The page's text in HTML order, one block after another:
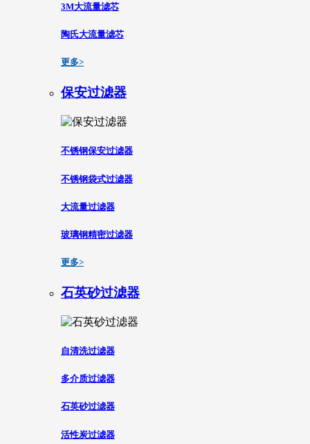
3M大流量滤芯
陶氏大流量滤芯
更多>
保安过滤器
不锈钢保安过滤器
不锈钢袋式过滤器
大流量过滤器
玻璃钢精密过滤器
更多>
石英砂过滤器
自清洗过滤器
多介质过滤器
石英砂过滤器
活性炭过滤器